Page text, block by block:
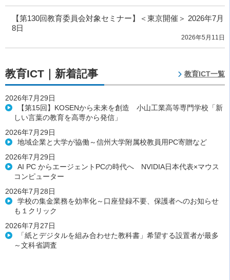
【第130回教育委員会対象セミナー】＜東京開催＞ 2026年7月
8日
2026年5月11日
教育ICT｜新着記事 教育ICT一覧
2026年7月29日
【第15回】KOSENから未来を創造 小山工業高等専門学校「新
しい言葉の教育を高専から発信」
2026年7月29日
地域企業と大学が協働～信州大学附属校教員用PC寄贈など
2026年7月29日
AI PC からエージェントPCの時代へ NVIDIA日本代表×マウス
コンピューター
2026年7月28日
学校の集金業務を効率化～口座登録不要、保護者へのお知らせ
も１クリック
2026年7月27日
「紙とデジタルを組み合わせた教科書」希望する設置者が最多
～文科省調査